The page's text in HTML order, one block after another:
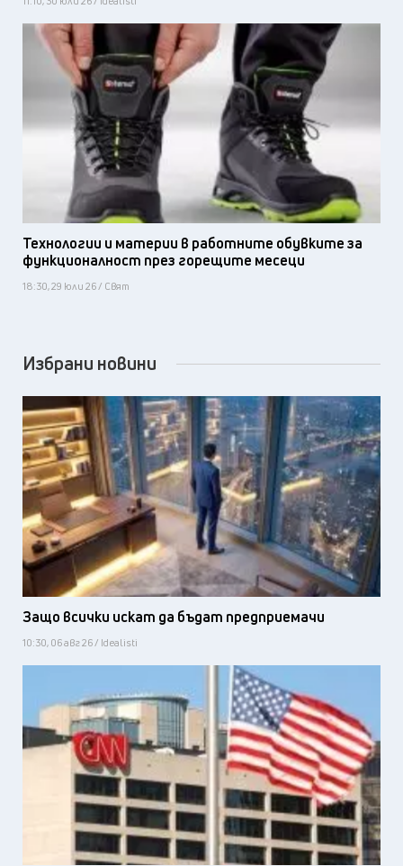
Технологии и материи в работните обувките за
функционалност през горещите месеци
18:30, 29 юли 26 / Свят
Избрани новини
Защо всички искат да бъдат предприемачи
10:30, 06 авг 26 / Idealisti